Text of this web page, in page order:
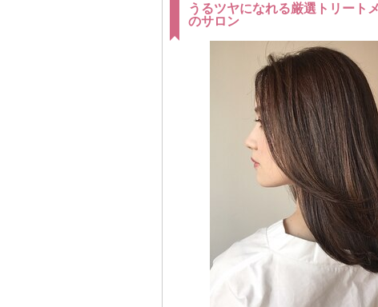
うるツヤになれる厳選トリート
のサロン